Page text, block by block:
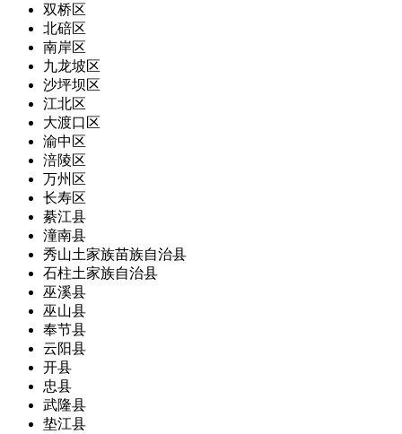
双桥区
北碚区
南岸区
九龙坡区
沙坪坝区
江北区
大渡口区
渝中区
涪陵区
万州区
长寿区
綦江县
潼南县
秀山土家族苗族自治县
石柱土家族自治县
巫溪县
巫山县
奉节县
云阳县
开县
忠县
武隆县
垫江县